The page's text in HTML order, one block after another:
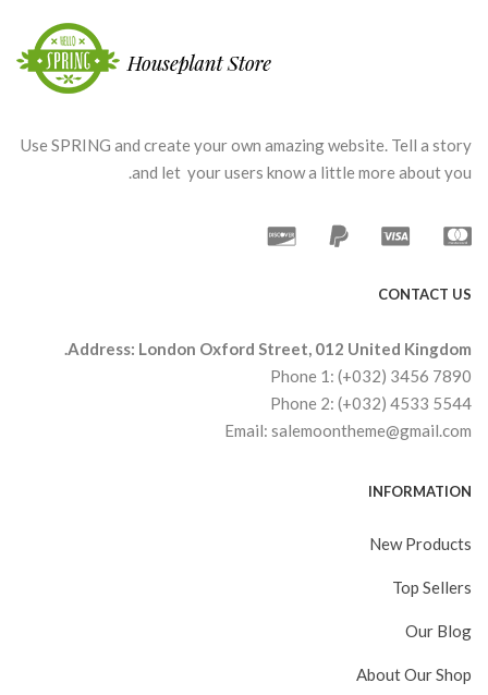
Use SPRING and create your own amazing website. Tell a story
and let your users know a little more about you.
CONTACT US
Address: London Oxford Street, 012 United Kingdom.
Phone 1: (+032) 3456 7890
Phone 2: (+032) 4533 5544
Email: salemoontheme@gmail.com
INFORMATION
New Products
Top Sellers
Our Blog
About Our Shop